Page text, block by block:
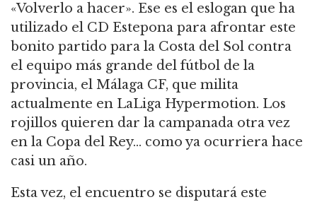
«Volverlo a hacer». Ese es el eslogan que ha
utilizado el CD Estepona para afrontar este
bonito partido para la Costa del Sol contra
el equipo más grande del fútbol de la
provincia, el Málaga CF, que milita
actualmente en LaLiga Hypermotion. Los
rojillos quieren dar la campanada otra vez
en la Copa del Rey… como ya ocurriera hace
casi un año.
Esta vez, el encuentro se disputará este